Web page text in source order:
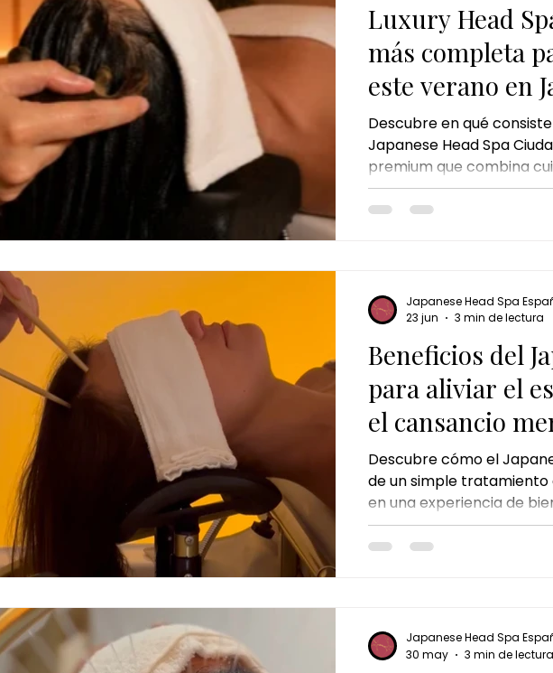
Luxury Head
más completa
este verano en
Spa Ciudad Real
Descubre en qué
Japanese Head Spa
premium que combina
masaje corporal y
qué incluye, para quién
Beneficios del
para aliviar el
el cansancio
Descubre cómo el
de un simple
en una experiencia de
la combinación de
relajación y cuidado del
mente y revitalizar el
sesión.
Japanese Head Spa
23 jun
3 min de lectura
Japanese Head Spa
30 may
3 min de lectura